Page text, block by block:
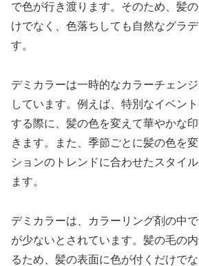
で色が行き渡ります。そのため、髪
けでなく、色落ちしても自然なグラ
す。
デミカラーは一時的なカラーチェン
しています。例えば、特別なイベン
する際に、髪の色を変えて華やかな
きます。また、季節ごとに髪の色を
ションのトレンドに合わせたスタイ
ます。
デミカラーは、カラーリング剤の中
が少ないとされています。髪の毛の
るため、髪の表面に色が付くだけで